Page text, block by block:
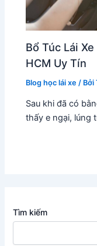
Bổ Túc Lái
HCM Uy Tín
Blog học lái xe / Bởi
Sau khi đã có
thấy e ngại, lúng
Tìm kiếm